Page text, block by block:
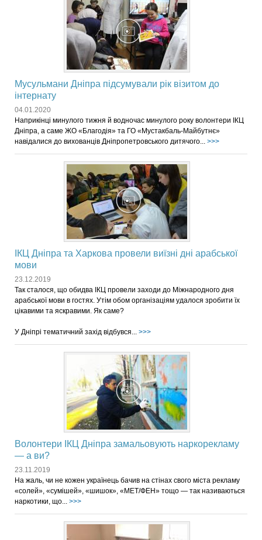
Мусульмани Дніпра підсумували рік візитом до
інтернату
04.01.2020
Наприкінці минулого тижня й водночас минулого року волонтери ІКЦ
Дніпра, а саме ЖО «Благодія» та ГО «Мустакбаль-Майбутнє»
навідалися до вихованців Дніпропетровського дитячого... >>>
ІКЦ Дніпра та Харкова провели виїзні дні арабської
мови
23.12.2019
Так сталося, що обидва ІКЦ провели заходи до Міжнародного дня
арабської мови в гостях. Утім обом організаціям удалося зробити їх
цікавими та яскравими. Як саме?
У Дніпрі тематичний захід відбувся... >>>
Волонтери ІКЦ Дніпра замальовують наркорекламу
— а ви?
23.11.2019
На жаль, чи не кожен українець бачив на стінах свого міста рекламу
«солей», «сумішей», «шишок», «МЕТ/ФЕН» тощо — так називаються
наркотики, що... >>>